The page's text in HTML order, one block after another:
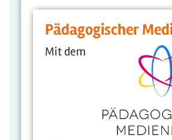
Pädagogischer
Mit dem